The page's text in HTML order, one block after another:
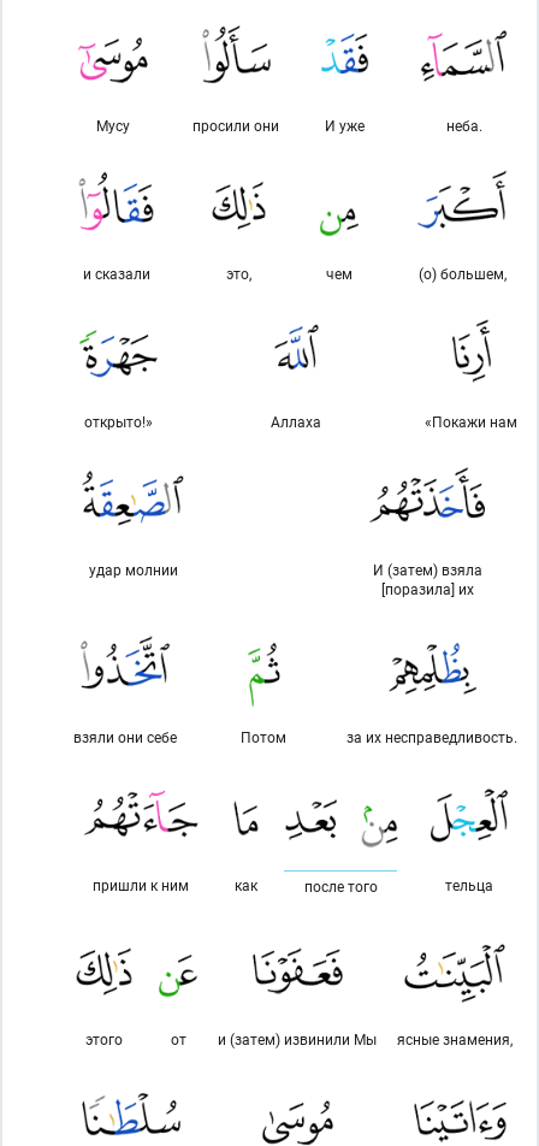
неба.
И уже
просили они
Мусу
(о) большем,
чем
это,
и сказали
«Покажи нам
Аллаха
открыто!»
И (затем) взяла
[поразила] их
удар молнии
за их несправедливость.
Потом
взяли они себе
тельца
после того
как
пришли к ним
ясные знамения,
и (затем) извинили Мы
от
этого